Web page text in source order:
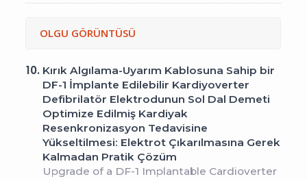
OLGU GÖRÜNTÜSÜ
10. Kırık Algılama-Uyarım Kablosuna Sahip bir
DF-1 İmplante Edilebilir Kardiyoverter
Defibrilatör Elektrodunun Sol Dal Demeti
Optimize Edilmiş Kardiyak
Resenkronizasyon Tedavisine
Yükseltilmesi: Elektrot Çıkarılmasına Gerek
Kalmadan Pratik Çözüm
Upgrade of a DF-1 Implantable Cardioverter